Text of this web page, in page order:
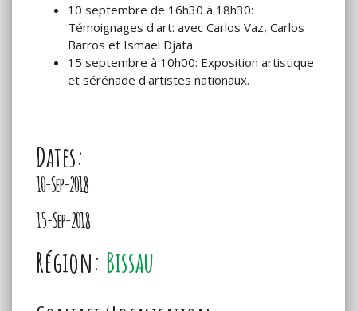
10 septembre de 16h30 à 18h30:
Témoignages d'art: avec Carlos Vaz, Carlos
Barros et Ismael Djata.
15 septembre à 10h00: Exposition artistique
et sérénade d'artistes nationaux.
Dates:
10-Sep-2018
15-Sep-2018
Région: Bissau